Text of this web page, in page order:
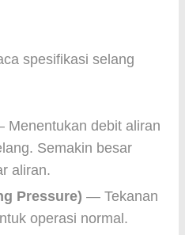
spesifikasi selang
Menentukan debit aliran
Semakin besar
aliran.
Pressure) — Tekanan
operasi normal.